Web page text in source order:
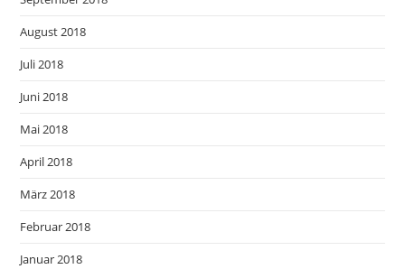
August 2018
Juli 2018
Juni 2018
Mai 2018
April 2018
März 2018
Februar 2018
Januar 2018